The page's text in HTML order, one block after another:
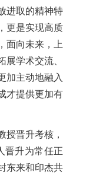
进取的精神特
更是实现高质
面向未来，上
展学术交流、
加主动地融入
才提供更加有
授晋升考核，
晋升为常任正
东来和印杰共